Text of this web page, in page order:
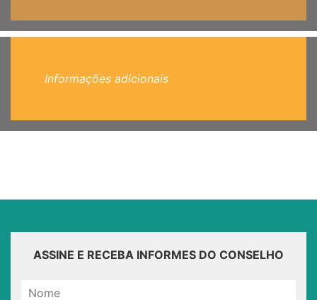
Informações adicionais
ASSINE E RECEBA INFORMES DO CONSELHO